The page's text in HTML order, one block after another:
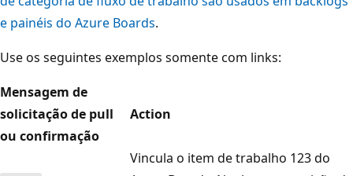
e painéis do Azure Boards.
Use os seguintes exemplos somente com links:
Mensagem de
solicitação de pull
ou confirmação
Action
Vincula o item de trabalho 123 do